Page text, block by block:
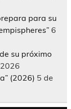
para su
6
su próximo
(2026) 5 de